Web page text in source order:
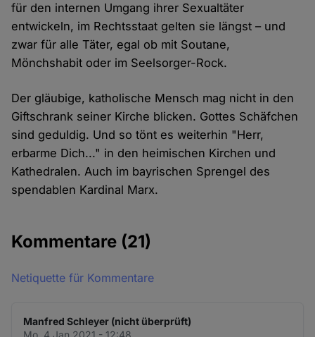
für den internen Umgang ihrer Sexualtäter
entwickeln, im Rechtsstaat gelten sie längst – und
zwar für alle Täter, egal ob mit Soutane,
Mönchshabit oder im Seelsorger-Rock.
Der gläubige, katholische Mensch mag nicht in den
Giftschrank seiner Kirche blicken. Gottes Schäfchen
sind geduldig. Und so tönt es weiterhin "Herr,
erbarme Dich..." in den heimischen Kirchen und
Kathedralen. Auch im bayrischen Sprengel des
spendablen Kardinal Marx.
Kommentare (21)
Netiquette für Kommentare
Manfred Schleyer (nicht überprüft)
Mo. 4 Jan 2021 - 12:48